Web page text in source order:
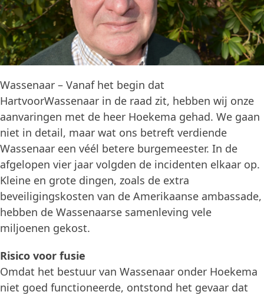
Wassenaar – Vanaf het begin dat
HartvoorWassenaar in de raad zit, hebben wij onze
aanvaringen met de heer Hoekema gehad. We gaan
niet in detail, maar wat ons betreft verdiende
Wassenaar een véél betere burgemeester. In de
afgelopen vier jaar volgden de incidenten elkaar op.
Kleine en grote dingen, zoals de extra
beveiligingskosten van de Amerikaanse ambassade,
hebben de Wassenaarse samenleving vele
miljoenen gekost.
Risico voor fusie
Omdat het bestuur van Wassenaar onder Hoekema
niet goed functioneerde, ontstond het gevaar dat